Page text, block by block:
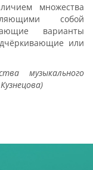
множества
собой
варианты
или
музыкального